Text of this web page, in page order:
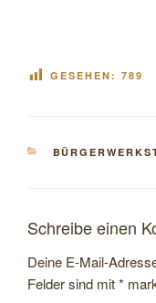
GESEHEN: 789
KATEGORIEN
Schreibe einen
Deine E-Mail-
Felder sind mit*